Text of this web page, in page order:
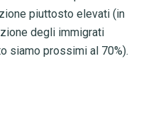
piuttosto elevati (in
degli immigrati
siamo prossimi al 70%).